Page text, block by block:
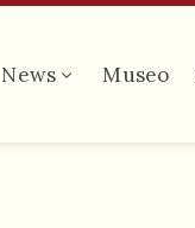
News Museo